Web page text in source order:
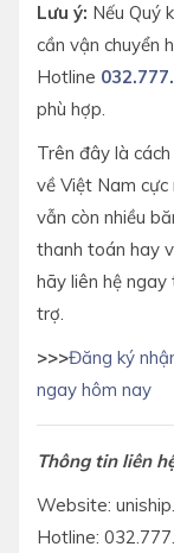
Lưu ý: Nếu Quý
cần vận chuyển
Hotline
phù hợp.
Trên đây là
về Việt Nam
vẫn còn nhiều
thanh toán hay
hãy liên hệ
trợ.
>>>Đăng ký
ngay hôm nay
Thông tin liên
Website:
Hotline: